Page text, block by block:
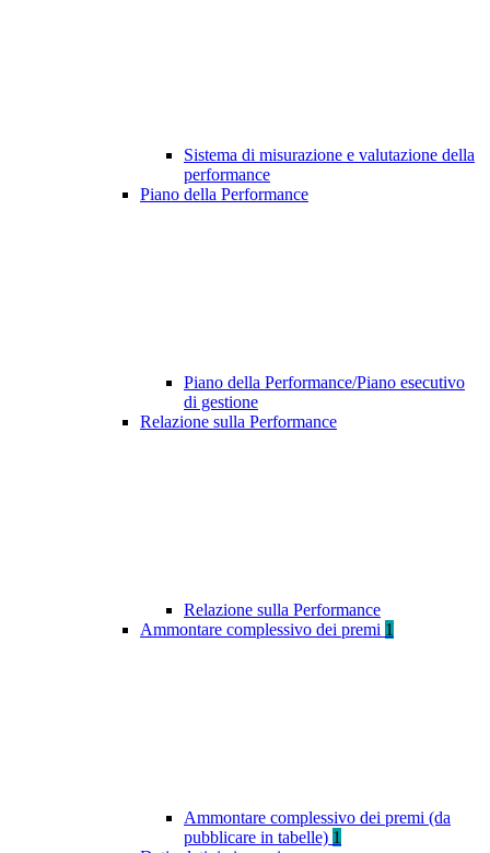
Sistema di misurazione e valutazione della
performance
Piano della Performance
Piano della Performance/Piano esecutivo
di gestione
Relazione sulla Performance
Relazione sulla Performance
Ammontare complessivo dei premi 1
Ammontare complessivo dei premi (da
pubblicare in tabelle) 1